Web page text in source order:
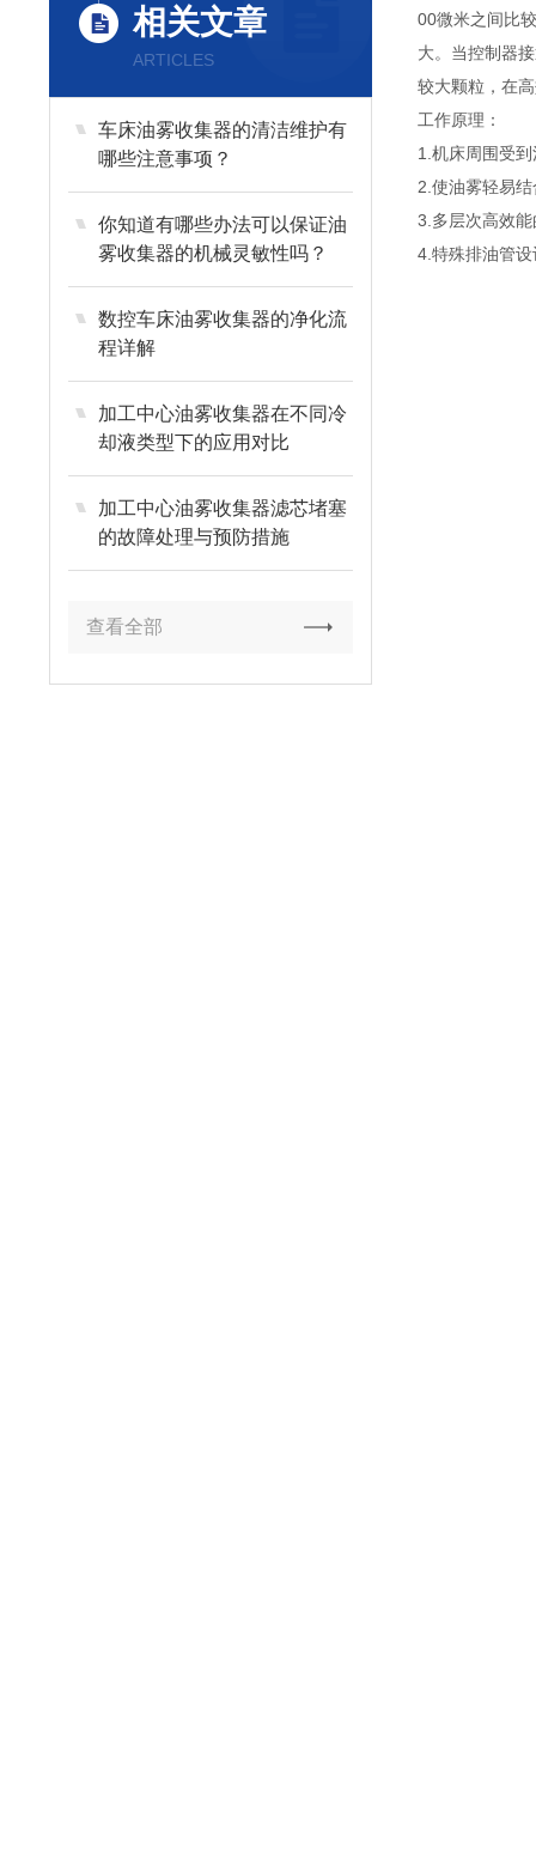
相关文章
ARTICLES
车床油雾收集器的清洁维护有
哪些注意事项？
你知道有哪些办法可以保证油
雾收集器的机械灵敏性吗？
数控车床油雾收集器的净化流
程详解
加工中心油雾收集器在不同冷
却液类型下的应用对比
加工中心油雾收集器滤芯堵塞
的故障处理与预防措施
查看全部
00微米之间比
大。当控制器
较大颗粒，在
工作原理：
1.机床周围受
2.使油雾轻易
3.多层次高效
4.特殊排油管